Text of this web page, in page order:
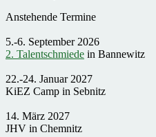
Anstehende Termine
5.-6. September 2026
2. Talentschmiede in Bannewitz
22.-24. Januar 2027
KiEZ Camp in Sebnitz
14. März 2027
JHV in Chemnitz